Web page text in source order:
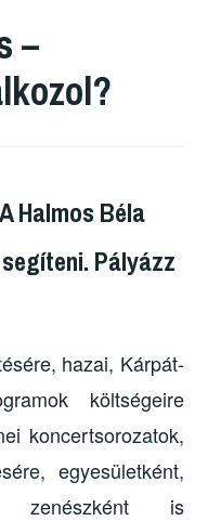
–
Halmos Béla
Pályázz
hazai, Kárpát-
költségeire
koncertsorozatok,
egyesületként,
zenészként is